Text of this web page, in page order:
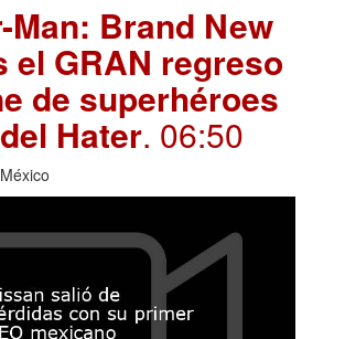
Man: Brand New
el GRAN regreso
de superhéroes
Hater. 06:50